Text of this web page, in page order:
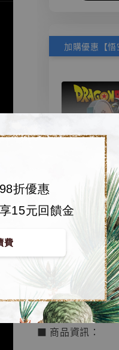
折優惠
15元回饋金
費
【店內
系列蒐
鳥山明
工作室]
NT$ 4,280
NT$ 5,580
加入
🏝【無人島玩具】
【預購】銀魂 GK
Studio]
■ 商品資訊：